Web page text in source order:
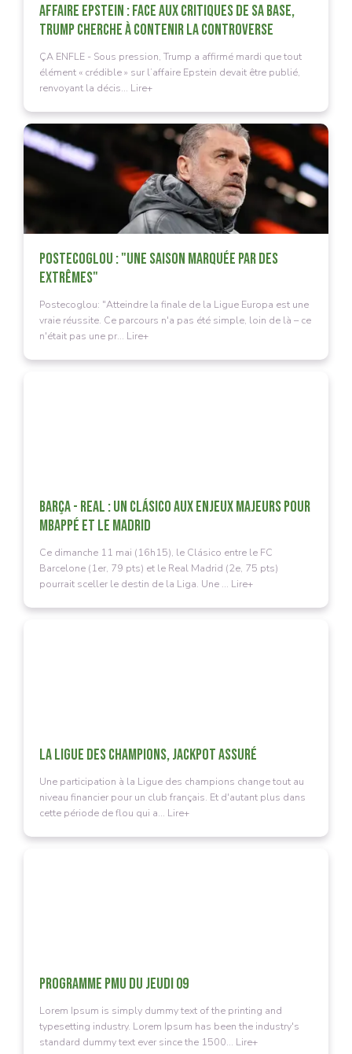
AFFAIRE EPSTEIN : FACE AUX CRITIQUES DE SA BASE,
TRUMP CHERCHE À CONTENIR LA CONTROVERSE
ÇA ENFLE - Sous pression, Trump a affirmé mardi que tout
élément « crédible » sur l’affaire Epstein devait être publié,
renvoyant la décis... Lire+
POSTECOGLOU : "UNE SAISON MARQUÉE PAR DES
EXTRÊMES"
Postecoglou: "Atteindre la finale de la Ligue Europa est une
vraie réussite. Ce parcours n'a pas été simple, loin de là – ce
n'était pas une pr... Lire+
BARÇA - REAL : UN CLÁSICO AUX ENJEUX MAJEURS POUR
MBAPPÉ ET LE MADRID
Ce dimanche 11 mai (16h15), le Clásico entre le FC
Barcelone (1er, 79 pts) et le Real Madrid (2e, 75 pts)
pourrait sceller le destin de la Liga. Une ... Lire+
LA LIGUE DES CHAMPIONS, JACKPOT ASSURÉ
Une participation à la Ligue des champions change tout au
niveau financier pour un club français. Et d'autant plus dans
cette période de flou qui a... Lire+
PROGRAMME PMU DU JEUDI 09
Lorem Ipsum is simply dummy text of the printing and
typesetting industry. Lorem Ipsum has been the industry's
standard dummy text ever since the 1500... Lire+